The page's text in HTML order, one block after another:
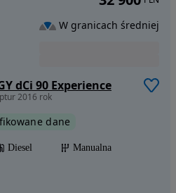
dCi 90 Experience
2016 rok
dane
Diesel
Manualna
W granicach średniej